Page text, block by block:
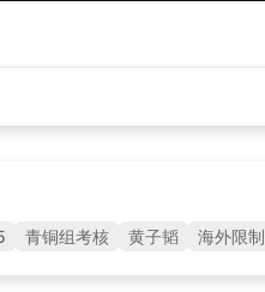
青铜组考核 黄子韬 海外限制